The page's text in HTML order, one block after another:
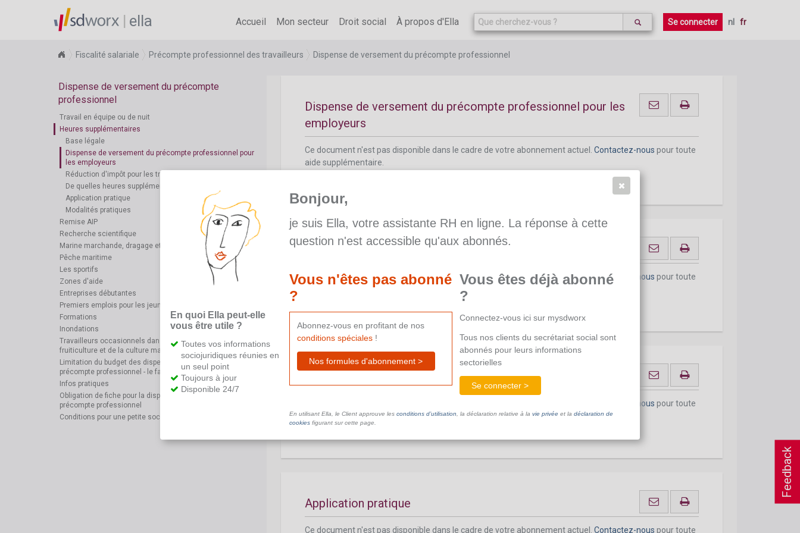
Feedback
ella Accueil Mon secteur Droit social À propos d'Ella Se connecter nl fr
Fiscalité salariale Précompte professionnel des travailleurs Dispense de versement du précompte professionnel
Dispense de versement du précompte
professionnel
Travail en équipe ou de nuit
Heures supplémentaires
Base légale
Dispense de versement du précompte professionnel pour
les employeurs
Réduction d'impôt pour les travailleurs
De quelles heures supplémentaires tient-on compte?
Application pratique
Modalités pratiques
Remise AIP
Recherche scientifique
Marine marchande, dragage et remorquage
Pêche maritime
Les sportifs
Zones d'aide
Entreprises débutantes
Premiers emplois pour les jeunes
Formations
Inondations
Travailleurs occasionnels dans le secteur de la
fruiticulture et de la culture maraîchère
Limitation du budget des dispenses de versement du
précompte professionnel - le facteur de correction
Infos pratiques
Obligation de fiche pour la dispense de versement du
précompte professionnel
Conditions pour une petite société ou une microsociété
aide supplémentaire.
Dispense de versement du précompte professionnel pour les
employeurs
Ce document n'est pas disponible dans le cadre de votre abonnement actuel. Contactez-nous pour toute
aide supplémentaire.
Réduction d'impôt pour les travailleurs
Ce document n'est pas disponible dans le cadre de votre abonnement actuel.Contactez-nous pour toute
aide supplémentaire.
De quelles heures supplémentaires tient-on compte?
Contactez-nous pour toute
aide supplémentaire.
Application pratique
Ce document n'est pas disponible dans le cadre de votre abonnement actuel. Contactez-nous pour toute
En quoi Ella peut-elle
vous être utile ?
Toutes vos informations
sociojuridiques réunies en
un seul point
Toujours à jour
Disponible 24/7
Bonjour,
je suis Ella, votre assistante RH en ligne. La réponse à cette
question n'est accessible qu'aux abonnés.
Vous n'êtes pas abonné
?
Abonnez-vous en profitant de nos
conditions spéciales!
Nos formules d'abonnement >
Vous êtes déjà abonné
?
Connectez-vous ici sur mysdworx
Tous nos clients du secrétariat social sont
abonnés pour leurs informations
sectorielles
Se connecter >
En utilisant Ella, le Client approuve les conditions d’utilisation , la déclaration relative à la vie privéeet la déclaration de
cookiesfigurant sur cette page.